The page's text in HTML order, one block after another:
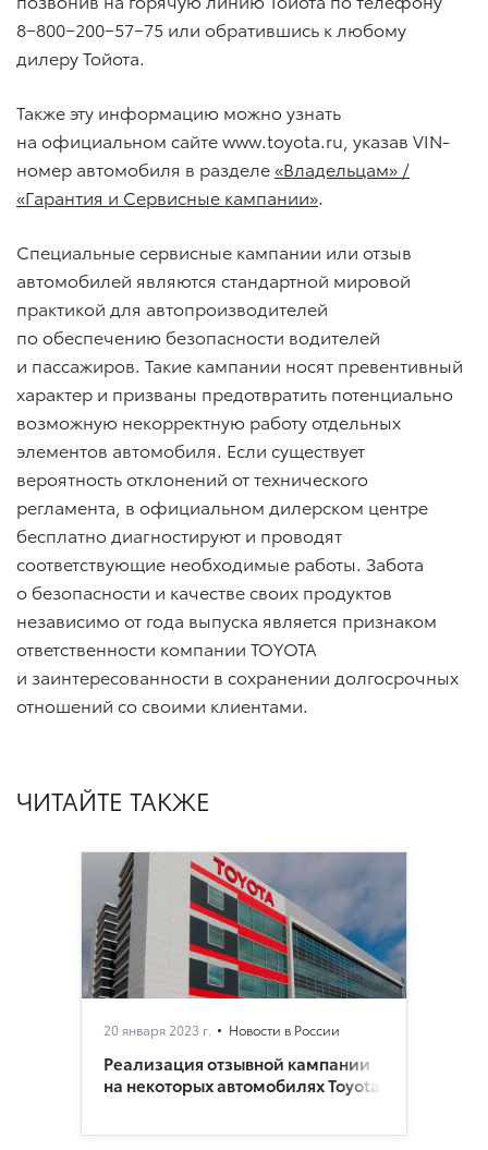
8−800−200−57−75 или обратившись к любому
дилеру Тойота.
Также эту информацию можно узнать
на официальном сайте www.toyota.ru, указав VIN-
номер автомобиля в разделе«Владельцам» /
«Гарантия и Сервисные кампании».
Специальные сервисные кампании или отзыв
автомобилей являются стандартной мировой
практикой для автопроизводителей
по обеспечению безопасности водителей
и пассажиров. Такие кампании носят превентивный
характер и призваны предотвратить потенциально
возможную некорректную работу отдельных
элементов автомобиля. Если существует
вероятность отклонений от технического
регламента, в официальном дилерском центре
бесплатно диагностируют и проводят
соответствующие необходимые работы. Забота
о безопасности и качестве своих продуктов
независимо от года выпуска является признаком
ответственности компании TOYOTA
и заинтересованности в сохранении долгосрочных
отношений со своими клиентами.
ЧИТАЙТЕ ТАКЖЕ
20 января 2023 г. Новости в России
Реализация отзывной кампании
на некоторых автомобилях Toyota